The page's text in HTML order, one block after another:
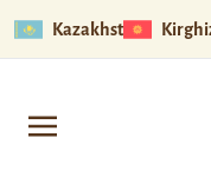
Kazakhstan